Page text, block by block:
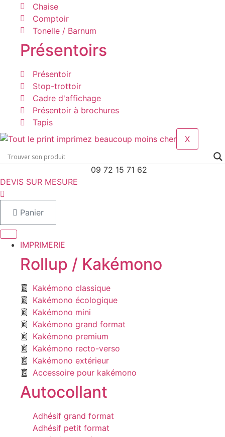
Chaise
Comptoir
Tonelle / Barnum
Présentoirs
Présentoir
Stop-trottoir
Cadre d'affichage
Présentoir à brochures
Tapis
X
09 72 15 71 62
DEVIS SUR MESURE
Panier
IMPRIMERIE
Rollup / Kakémono
Kakémono classique
Kakémono écologique
Kakémono mini
Kakémono grand format
Kakémono premium
Kakémono recto-verso
Kakémono extérieur
Accessoire pour kakémono
Autocollant
Adhésif grand format
Adhésif petit format